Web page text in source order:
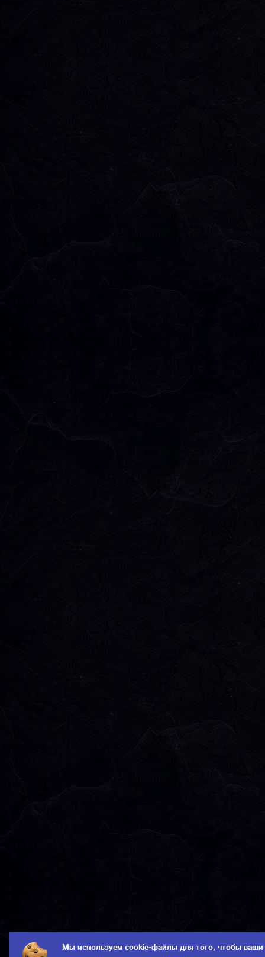
Мы используем cookie-файлы для того, чтобы